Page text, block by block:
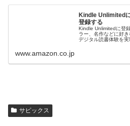
Kindle Unlimited
登録する
Kindle Unlimitedに登
ラー、名作などに好
デジタル読書体験を実
www.amazon.co.jp
サピックス